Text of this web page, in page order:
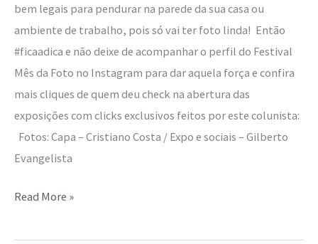
bem legais para pendurar na parede da sua casa ou
ambiente de trabalho, pois só vai ter foto linda! Então
#ficaadica e não deixe de acompanhar o perfil do Festival
Mês da Foto no Instagram para dar aquela força e confira
mais cliques de quem deu check na abertura das
exposições com clicks exclusivos feitos por este colunista:
Fotos: Capa – Cristiano Costa / Expo e sociais – Gilberto
Evangelista
Read More »